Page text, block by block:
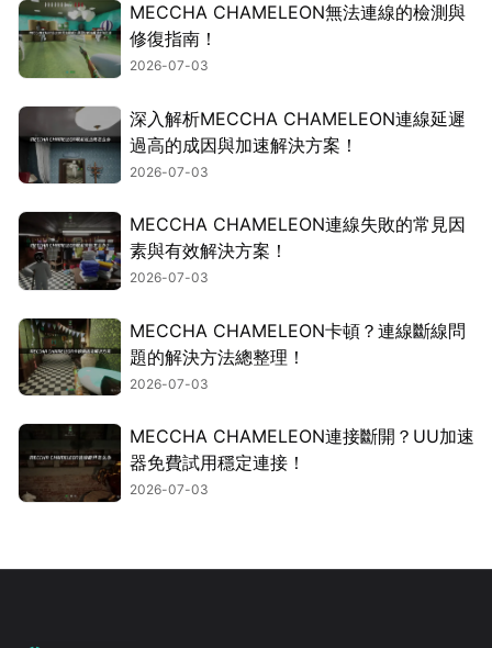
MECCHA CHAMELEON無法連線的檢測與
修復指南！
2026-07-03
深入解析MECCHA CHAMELEON連線延遲
過高的成因與加速解決方案！
2026-07-03
MECCHA CHAMELEON連線失敗的常見因
素與有效解決方案！
2026-07-03
MECCHA CHAMELEON卡頓？連線斷線問
題的解決方法總整理！
2026-07-03
MECCHA CHAMELEON連接斷開？UU加速
器免費試用穩定連接！
2026-07-03